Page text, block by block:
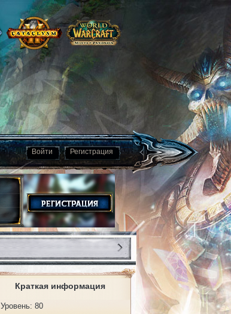
Войти Регистрация
Краткая информация
Уровень: 80